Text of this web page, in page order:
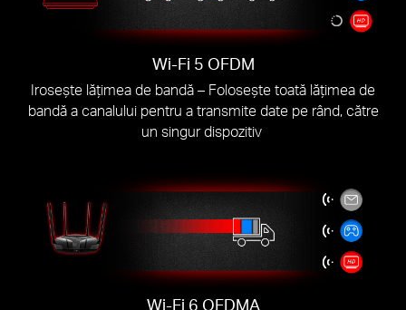
Wi-Fi 5 OFDM
Irosește lățimea de bandă – Folosește toată lățimea de
bandă a canalului pentru a transmite date pe rând, către
un singur dispozitiv
Wi-Fi 6 OFDMA